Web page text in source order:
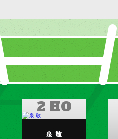
2 HO
泉 敬